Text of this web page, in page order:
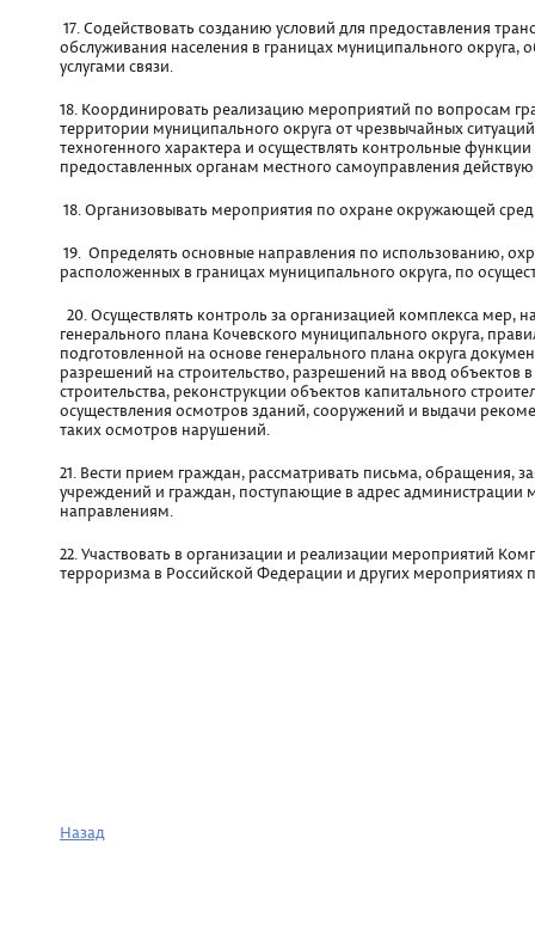
17. Содействовать созданию условий для предоставления
обслуживания населения в границах муниципального округа,
услугами связи.
18. Координировать реализацию мероприятий по вопросам
территории муниципального округа от чрезвычайных
техногенного характера и осуществлять контрольные
предоставленных органам местного самоуправления
18. Организовывать мероприятия по охране окружающей
19. Определять основные направления по использованию,
расположенных в границах муниципального округа, по
20. Осуществлять контроль за организацией комплекса мер,
генерального плана Кочевского муниципального округа,
подготовленной на основе генерального плана округа
разрешений на строительство, разрешений на ввод объектов
строительства, реконструкции объектов капитального
осуществления осмотров зданий, сооружений и выдачи
таких осмотров нарушений.
21. Вести прием граждан, рассматривать письма, обращения,
учреждений и граждан, поступающие в адрес администрации
направлениям.
22. Участвовать в организации и реализации мероприятий
терроризма в Российской Федерации и других мероприятиях
Назад